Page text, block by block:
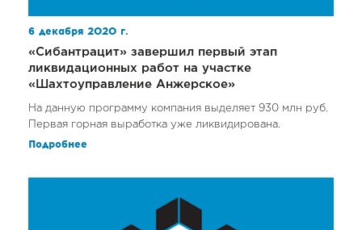
6 декабря 2020 г.
«Сибантрацит» завершил первый этап
ликвидационных работ на участке
«Шахтоуправление Анжерское»
На данную программу компания выделяет 930 млн руб.
Первая горная выработка уже ликвидирована.
Подробнее